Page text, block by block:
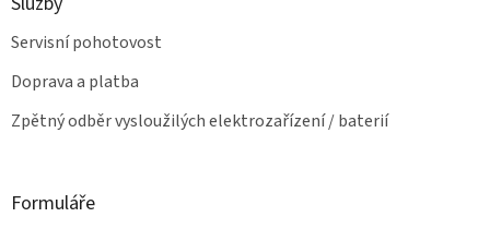
Servisní pohotovost
Doprava a platba
Zpětný odběr vysloužilých elektrozařízení / baterií
Formuláře